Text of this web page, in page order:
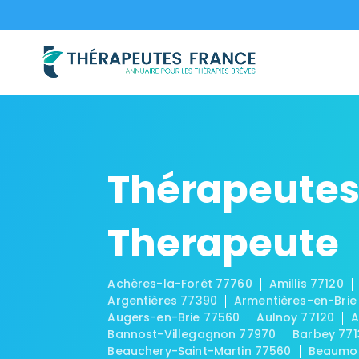
Therapeute
Achères-la-Forêt 77760
Amillis 77120
Argentières 77390
Armentières-en-
Augers-en-Brie 77560
Aulnoy 77120
Bannost-Villegagnon 77970
Barbey
Beauchery-Saint-Martin 77560